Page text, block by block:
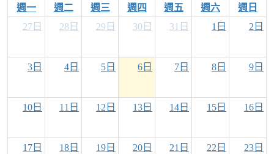
週一 週二 週三 週四 週五 週六
週日
27日
28日 29日 30日 31日 1日 2日
3日 4日 5日 6日 7日 8日 9日
10日 11日 12日 13日 14日 15日 16日
17日 18日 19日 20日 21日 22日 23日